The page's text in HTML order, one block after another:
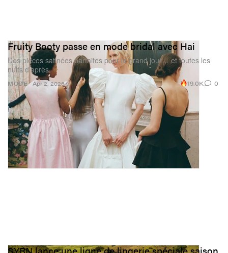
MODE
Fruity Booty passe en mode bridal avec Hai
Des pièces satinées parfaites pour le grand jour… et toutes les
nuits d’après.
Apr 2, 2026 19.0K 0